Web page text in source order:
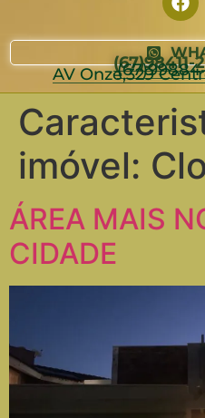
(67)98411-
AV Onze,329
imóvel:
ÁREA MAIS
CIDADE